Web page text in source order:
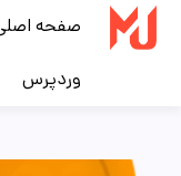
Skip
صفحه
وردپرس